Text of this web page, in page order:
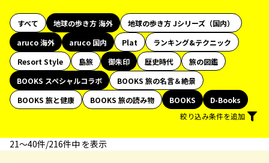
すべて 地球の歩き方 海外
地球の歩き方 Jシリーズ（国内）
aruco 海外
aruco 国内 Plat
ランキング&テクニック
Resort Style
島旅 御朱印 歴史時代
旅の図鑑
BOOKS スペシャルコラボ
BOOKS 旅の名言＆絶景
BOOKS 旅と健康
BOOKS 旅の読み物 BOOKS
D-Books
絞り込み条件を追加
21〜40件/216件中 を表示